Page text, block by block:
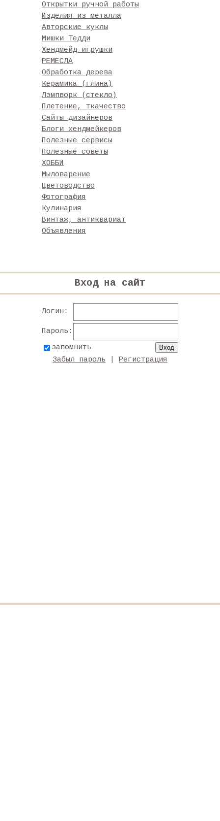
Открытки ручной работы
Изделия из металла
Авторские куклы
Мишки Тедди
Хендмейд-игрушки
РЕМЕСЛА
Обработка дерева
Керамика (глина)
Лэмпворк (стекло)
Плетение, ткачество
Сайты дизайнеров
Блоги хендмейкеров
Полезные сервисы
Полезные советы
ХОББИ
Мыловарение
Цветоводство
Фотография
Кулинария
Винтаж, антиквариат
Объявления
Вход на сайт
Логин:
Пароль:
запомнить
Забыл пароль
Регистрация